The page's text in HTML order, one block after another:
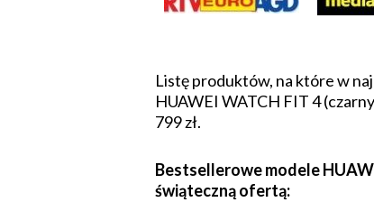
Listę produktów, na które w
HUAWEI WATCH FIT 4
799 zł.
Bestsellerowe modele
świąteczną ofertą: